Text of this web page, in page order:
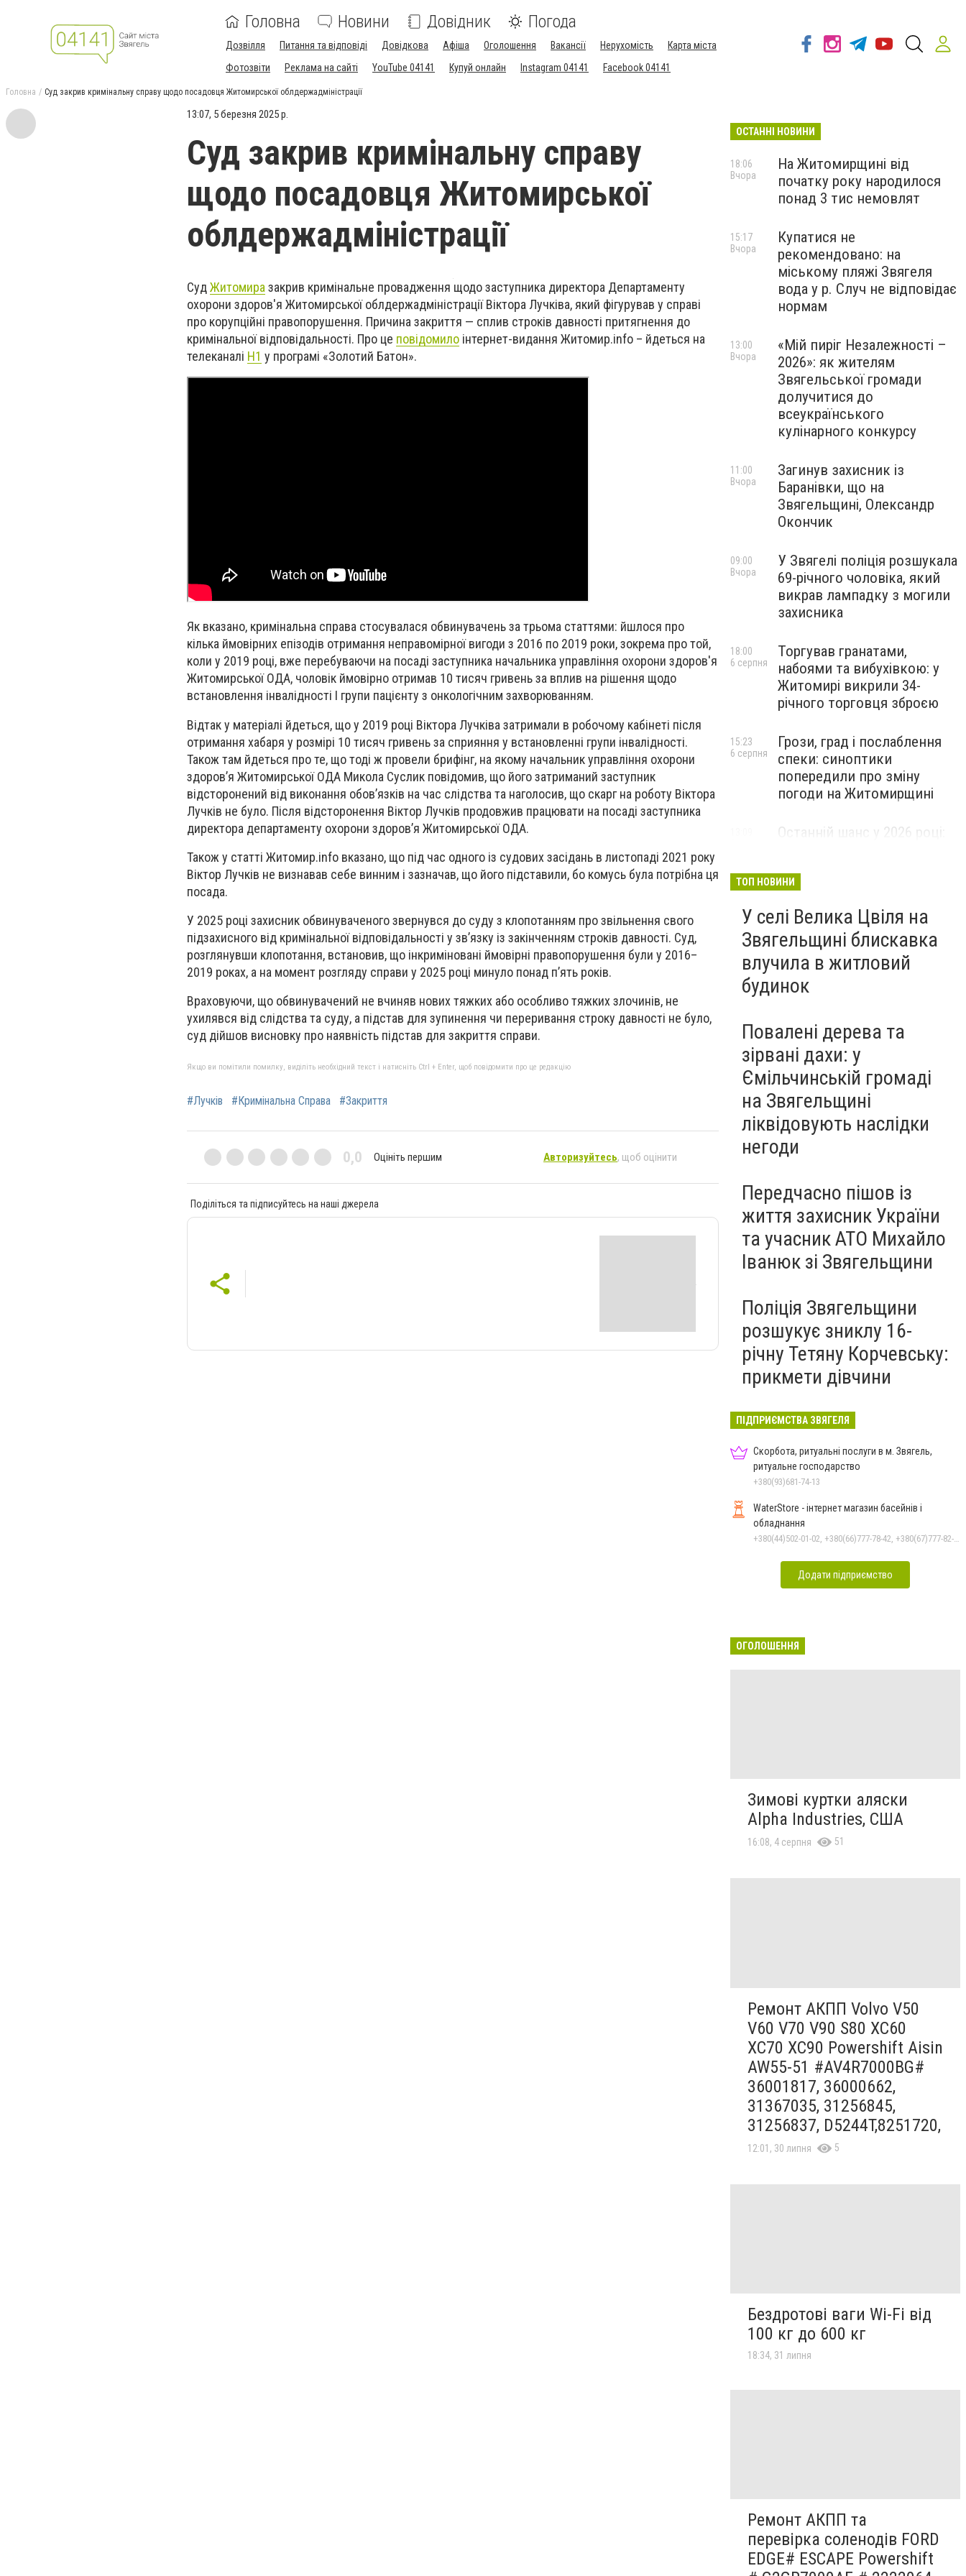
Головна Новини Довідник Погода
Дозвілля Питання та відповіді Довідкова Афіша Оголошення Вакансії Нерухомість
Карта міста
Фотозвіти
Реклама на сайті YouTube 04141 Купуй онлайн Instagram 04141 Facebook 04141
Головна Суд закрив кримінальну справу щодо посадовця Житомирської облдержадміністрації
13:07, 5 березня 2025 р.
Суд закрив кримінальну справу
щодо посадовця Житомирської
облдержадміністрації
СудЖитомира закрив кримінальне провадження щодо заступника директора Департаменту
охорони здоров'я Житомирської облдержадміністрації Віктора Лучківа, який фігурував у справі
про корупційні правопорушення. Причина закриття — сплив строків давності притягнення до
кримінальної відповідальності. Про це повідомило інтернет-видання Житомир.info – йдеться на
телеканалі Н1 у програмі «Золотий Батон».
Як вказано, кримінальна справа стосувалася обвинувачень за трьома статтями: йшлося про
кілька ймовірних епізодів отримання неправомірної вигоди з 2016 по 2019 роки, зокрема про той,
коли у 2019 році, вже перебуваючи на посаді заступника начальника управління охорони здоров'я
Житомирської ОДА, чоловік ймовірно отримав 10 тисяч гривень за вплив на рішення щодо
встановлення інвалідності I групи пацієнту з онкологічним захворюванням.
Відтак у матеріалі йдеться, що у 2019 році Віктора Лучківа затримали в робочому кабінеті після
отримання хабаря у розмірі 10 тисяч гривень за сприяння у встановленні групи інвалідності.
Також там йдеться про те, що тоді ж провели брифінг, на якому начальник управління охорони
здоров’я Житомирської ОДА Микола Суслик повідомив, що його затриманий заступник
відсторонений від виконання обов’язків на час слідства та наголосив, що скарг на роботу Віктора
Лучків не було. Після відсторонення Віктор Лучків продовжив працювати на посаді заступника
директора департаменту охорони здоров’я Житомирської ОДА.
Також у статті Житомир.info вказано, що під час одного із судових засідань в листопаді 2021 року
Віктор Лучків не визнавав себе винним і зазначав, що його підставили, бо комусь була потрібна ця
посада.
У 2025 році захисник обвинуваченого звернувся до суду з клопотанням про звільнення свого
підзахисного від кримінальної відповідальності у зв’язку із закінченням строків давності. Суд,
розглянувши клопотання, встановив, що інкриміновані ймовірні правопорушення були у 2016–
2019 роках, а на момент розгляду справи у 2025 році минуло понад п’ять років.
Враховуючи, що обвинувачений не вчиняв нових тяжких або особливо тяжких злочинів, не
ухилявся від слідства та суду, а підстав для зупинення чи переривання строку давності не було,
суд дійшов висновку про наявність підстав для закриття справи.
Якщо ви помітили помилку, виділіть необхідний текст і натисніть Ctrl + Enter, щоб повідомити про це редакцію
#Лучків #Кримінальна Справа #Закриття
0,0 Оцініть першим Авторизуйтесь, щоб оцінити
Поділіться та підписуйтесь на наші джерела
ОСТАННІ НОВИНИ
На Житомирщині від
початку року народилося
понад 3 тис немовлят
18:06
Вчора
Купатися не
рекомендовано: на
міському пляжі Звягеля
вода у р. Случ не відповідає
нормам
15:17
Вчора
«Мій пиріг Незалежності –
2026»: як жителям
Звягельської громади
долучитися до
всеукраїнського
кулінарного конкурсу
13:00
Вчора
Загинув захисник із
Баранівки, що на
Звягельщині, Олександр
Окончик
11:00
Вчора
У Звягелі поліція розшукала
69-річного чоловіка, який
викрав лампадку з могили
захисника
09:00
Вчора
Торгував гранатами,
набоями та вибухівкою: у
Житомирі викрили 34-
річного торговця зброєю
18:00
6 серпня
Грози, град і послаблення
спеки: синоптики
попередили про зміну
погоди на Житомирщині
15:23
6 серпня
Останній шанс у 2026 році:
майбутніх водійок автобусів
ТОП НОВИНИ
У селі Велика Цвіля на
Звягельщині блискавка
влучила в житловий
будинок
Повалені дерева та
зірвані дахи: у
Ємільчинській громаді
на Звягельщині
ліквідовують наслідки
негоди
Передчасно пішов із
життя захисник України
та учасник АТО Михайло
Іванюк зі Звягельщини
Поліція Звягельщини
розшукує зниклу 16-
річну Тетяну Корчевську:
прикмети дівчини
ПІДПРИЄМСТВА ЗВЯГЕЛЯ
Скорбота, ритуальні послуги в м. Звягель,
ритуальне господарство
+380(93)681-74-13
WaterStore - інтернет магазин басейнів і
обладнання
+380(44)502-01-02, +380(66)777-78-42, +380(67)777-82-19, +380(67)890-80-80, +380(73)890-80-80, +380(44)502-01-03
Додати підприємство
ОГОЛОШЕННЯ
Зимові куртки аляски
Alpha Industries, США
16:08, 4 серпня 51
Ремонт АКПП Volvo V50
V60 V70 V90 S80 XC60
XC70 XC90 Powershift Aisin
AW55-51 #AV4R7000BG#
36001817, 36000662,
31367035, 31256845,
31256837, D5244T,8251720,
12:01, 30 липня 5
Бездротові ваги Wi-Fi від
100 кг до 600 кг
18:34, 31 липня
Ремонт АКПП та
перевірка соленодів FORD
EDGE# ESCAPE Powershift